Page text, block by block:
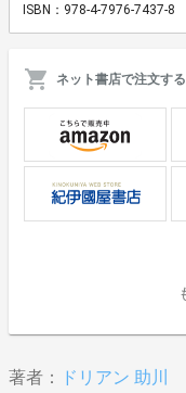
ISBN：978-4-7976-7437-8
ネット書店で注文する
著者： ドリアン 助川